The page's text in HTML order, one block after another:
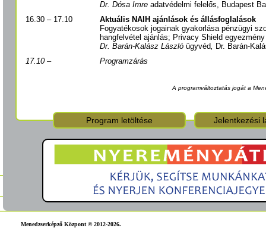
Dr. Dósa Imre adatvédelmi felelős, Budapest
16.30 – 17.10
Aktuális NAIH ajánlások és állásfoglalások
Fogyatékosok jogainak gyakorlása pénzügyi
hangfelvétel ajánlás; Privacy Shield egyezmény
Dr. Barán-Kalász László ügyvéd, Dr. Barán-
17.10 –
Programzárás
A programváltoztatás jogát a
Program letöltése Jelentkezési
Menedzserképző Központ © 2012-2026.